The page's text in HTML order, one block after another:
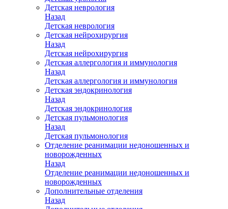
Детская неврология
Назад
Детская неврология
Детская нейрохирургия
Назад
Детская нейрохирургия
Детская аллергология и иммунология
Назад
Детская аллергология и иммунология
Детская эндокринология
Назад
Детская эндокринология
Детская пульмонология
Назад
Детская пульмонология
Отделение реанимации недоношенных и
новорожденных
Назад
Отделение реанимации недоношенных и
новорожденных
Дополнительные отделения
Назад